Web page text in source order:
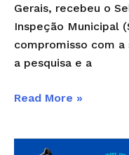
Gerais, recebeu o
Inspeção Municipal
compromisso com a
a pesquisa e a
Read More »
ICISMEP